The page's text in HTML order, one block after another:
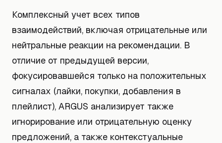
Комплексный учет всех типов
взаимодействий, включая отрицательные или
нейтральные реакции на рекомендации. В
отличие от предыдущей версии,
фокусировавшейся только на положительных
сигналах (лайки, покупки, добавления в
плейлист), ARGUS анализирует также
игнорирование или отрицательную оценку
предложений, а также контекстуальные